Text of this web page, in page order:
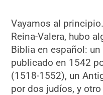
Vayamos al
Reina-Valera, hubo
Biblia en español:
publicado en 1542
(1518-1552), un
por dos judíos, y